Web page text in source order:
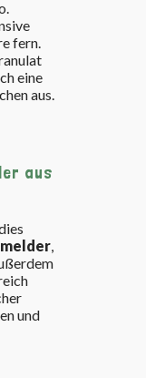
fern.
eine
aus.
aus
,
und